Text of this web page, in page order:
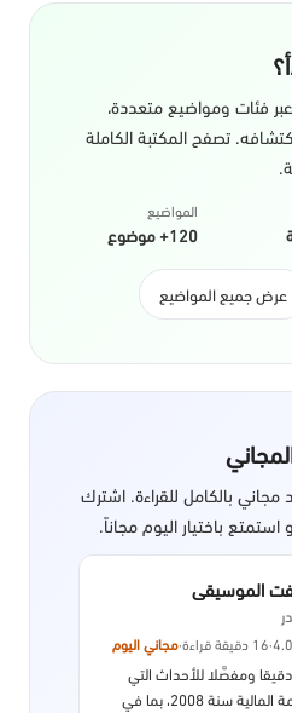
فئات ومواضيع متعددة،
تصفح المكتبة الكاملة
المواضيع
120+ موضوع
عرض جميع المواضيع
بالكامل للقراءة. اشترك
باختيار اليوم مجاناً.
الموسيقى
4.0
·16 دقيقة قراءة ·مجاني اليوم
ومفصَّلا للأحداث التي
أدت إلى الأزمة المالية سنة 2008، بما في